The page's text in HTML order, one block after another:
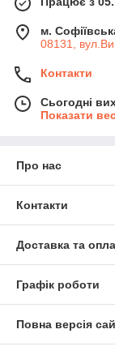
м.
08131,
Контакти
Сьогодні
Показати
Про нас
Контакти
Доставка та
Графік роботи
Повна версія